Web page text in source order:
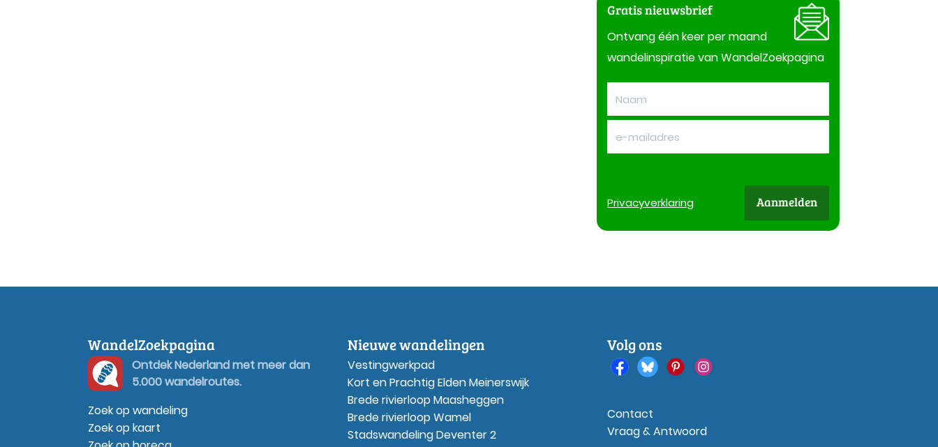
Gratis nieuwsbrief
Ontvang één keer per maand
wandelinspiratie van WandelZoekpagina
Privacyverklaring Aanmelden
WandelZoekpagina
Ontdek Nederland met meer dan
5.000 wandelroutes.
Zoek op wandeling
Zoek op kaart
Nieuwe wandelingen
Vestingwerkpad
Kort en Prachtig Elden Meinerswijk
Brede rivierloop Maasheggen
Brede rivierloop Wamel
Stadswandeling Deventer 2
Volg ons
Contact
Vraag & Antwoord